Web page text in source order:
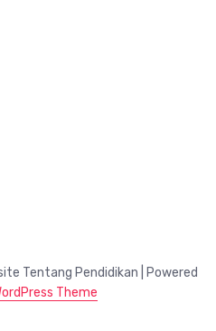
Tentang Pendidikan | Powered
Theme